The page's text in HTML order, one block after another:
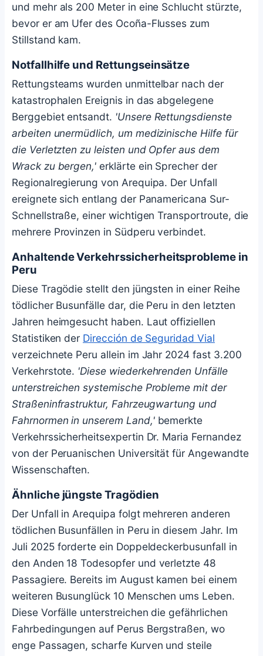
und mehr als 200 Meter in eine Schlucht stürzte,
bevor er am Ufer des Ocoña-Flusses zum
Stillstand kam.
Notfallhilfe und Rettungseinsätze
Rettungsteams wurden unmittelbar nach der
katastrophalen Ereignis in das abgelegene
Berggebiet entsandt. 'Unsere Rettungsdienste
arbeiten unermüdlich, um medizinische Hilfe für
die Verletzten zu leisten und Opfer aus dem
Wrack zu bergen,' erklärte ein Sprecher der
Regionalregierung von Arequipa. Der Unfall
ereignete sich entlang der Panamericana Sur-
Schnellstraße, einer wichtigen Transportroute, die
mehrere Provinzen in Südperu verbindet.
Anhaltende Verkehrssicherheitsprobleme in
Peru
Diese Tragödie stellt den jüngsten in einer Reihe
tödlicher Busunfälle dar, die Peru in den letzten
Jahren heimgesucht haben. Laut offiziellen
Statistiken der Dirección de Seguridad Vial
verzeichnete Peru allein im Jahr 2024 fast 3.200
Verkehrstote. 'Diese wiederkehrenden Unfälle
unterstreichen systemische Probleme mit der
Straßeninfrastruktur, Fahrzeugwartung und
Fahrnormen in unserem Land,'bemerkte
Verkehrssicherheitsexpertin Dr. Maria Fernandez
von der Peruanischen Universität für Angewandte
Wissenschaften.
Ähnliche jüngste Tragödien
Der Unfall in Arequipa folgt mehreren anderen
tödlichen Busunfällen in Peru in diesem Jahr. Im
Juli 2025 forderte ein Doppeldeckerbusunfall in
den Anden 18 Todesopfer und verletzte 48
Passagiere. Bereits im August kamen bei einem
weiteren Busunglück 10 Menschen ums Leben.
Diese Vorfälle unterstreichen die gefährlichen
Fahrbedingungen auf Perus Bergstraßen, wo
enge Passagen, scharfe Kurven und steile